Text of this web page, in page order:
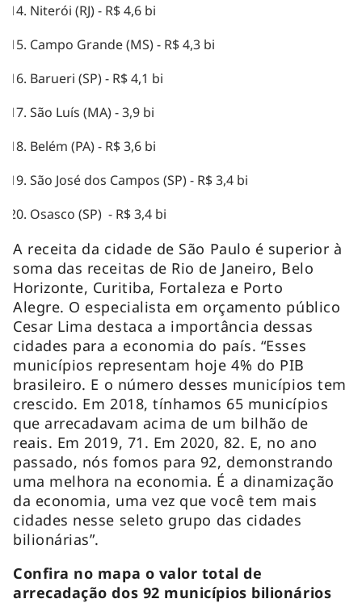
Niterói (RJ) - R$ 4,6 bi
Campo Grande (MS) - R$ 4,3 bi
Barueri (SP) - R$ 4,1 bi
São Luís (MA) - 3,9 bi
Belém (PA) - R$ 3,6 bi
São José dos Campos (SP) - R$ 3,4 bi
Osasco (SP) - R$ 3,4 bi
A receita da cidade de São Paulo é superior à
soma das receitas de Rio de Janeiro, Belo
Horizonte, Curitiba, Fortaleza e Porto
Alegre. O especialista em orçamento público
Cesar Lima destaca a importância dessas
cidades para a economia do país. “Esses
municípios representam hoje 4% do PIB
brasileiro. E o número desses municípios tem
crescido. Em 2018, tínhamos 65 municípios
que arrecadavam acima de um bilhão de
reais. Em 2019, 71. Em 2020, 82. E, no ano
passado, nós fomos para 92, demonstrando
uma melhora na economia. É a dinamização
da economia, uma vez que você tem mais
cidades nesse seleto grupo das cidades
bilionárias”.
Confira no mapa o valor total de
arrecadação dos 92 municípios bilionários